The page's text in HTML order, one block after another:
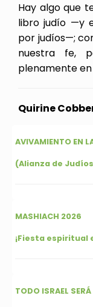
Hay algo que
libro judío —y
por judíos—;
nuestra fe,
plenamente en
Quirine
AVIVAMIENTO EN
(Alianza de
MASHIACH 2026
¡Fiesta espiritual
TODO ISRAEL